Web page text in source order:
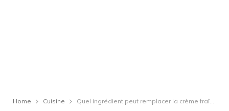
Home Cuisine Quel ingrédient peut remplacer la crème fraîche ?